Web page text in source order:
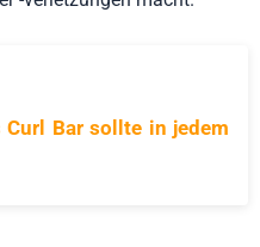
Curl Bar sollte in jedem